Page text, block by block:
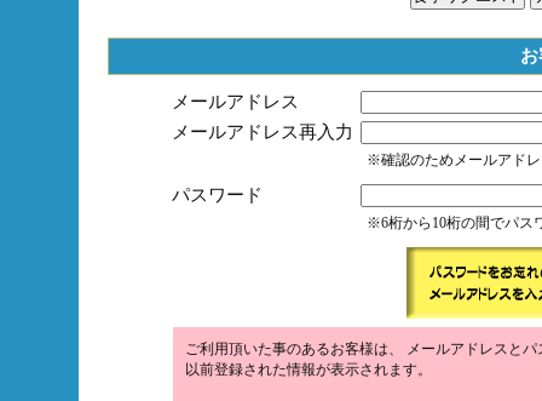
メールアドレス
メールアドレス再入力
※確認のためメールアド
パスワード
※6桁から10桁の間でパス
ご利用頂いた事のあるお客様は、 メールアドレスと
以前登録された情報が表示されます。